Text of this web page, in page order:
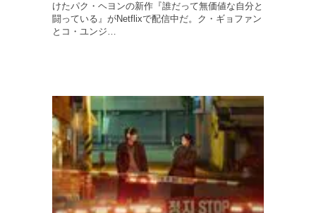
けたパク・ヘヨンの新作『誰だって無価値な自分と
闘っている』がNetflixで配信中だ。ク・ギョファン
とコ・ユンジ…